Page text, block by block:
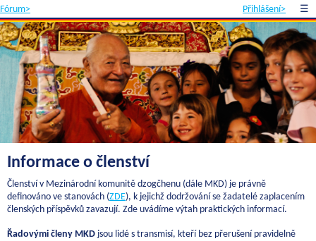
Fórum> Přihlášení> ☰
Informace o členství
Členství v Mezinárodní komunitě dzogčhenu (dále MKD) je právně
definováno ve stanovách (ZDE), k jejichž dodržování se žadatelé zaplacením
členských příspěvků zavazují. Zde uvádíme výtah praktických informací.
Řadovými členy MKD jsou lidé s transmisí, kteří bez přerušení pravidelně